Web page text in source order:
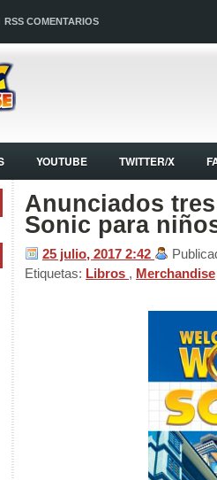
RSS COMENTARIOS
YOUTUBE TWITTER/X
Anunciados
Sonic para
25 julio, 2017 2:42
Etiquetas: Libros , Merchandise